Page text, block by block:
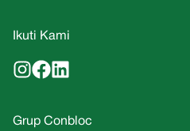
Ikuti Kami
Grup Conbloc